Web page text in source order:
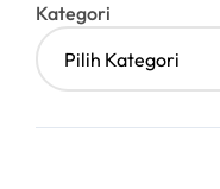
Kategori